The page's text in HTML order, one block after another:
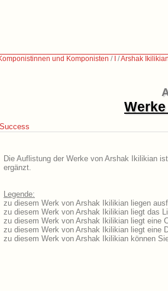
und Komponisten / /Arshak
Success
Die Auflistung der Werke von Arshak Ikilikian
ergänzt.
Legende:
zu diesem Werk von Arshak Ikilikian liegen
zu diesem Werk von Arshak Ikilikian liegt das
zu diesem Werk von Arshak Ikilikian liegt eine
zu diesem Werk von Arshak Ikilikian liegt eine
zu diesem Werk von Arshak Ikilikian können